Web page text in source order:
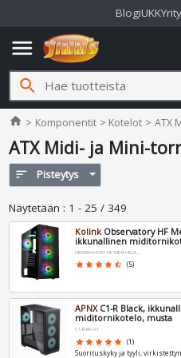
BlogiUKK
menu
search
home Jimms.fi
Komponentit Kotelot ATX
ATX Midi- ja Mini-
sort Pisteytys
Näytetään : 1 - 25 / 349
Kolink Observatory HF
ikkunallinen
OBSERVATORY-HF-MESH-BLACK
star star star star star_half (5)
APNXC1-R Black,
miditornikotelo, musta
C1-R-BK-V1
star star star star star (1)
Suorituskyky ja tyyli,